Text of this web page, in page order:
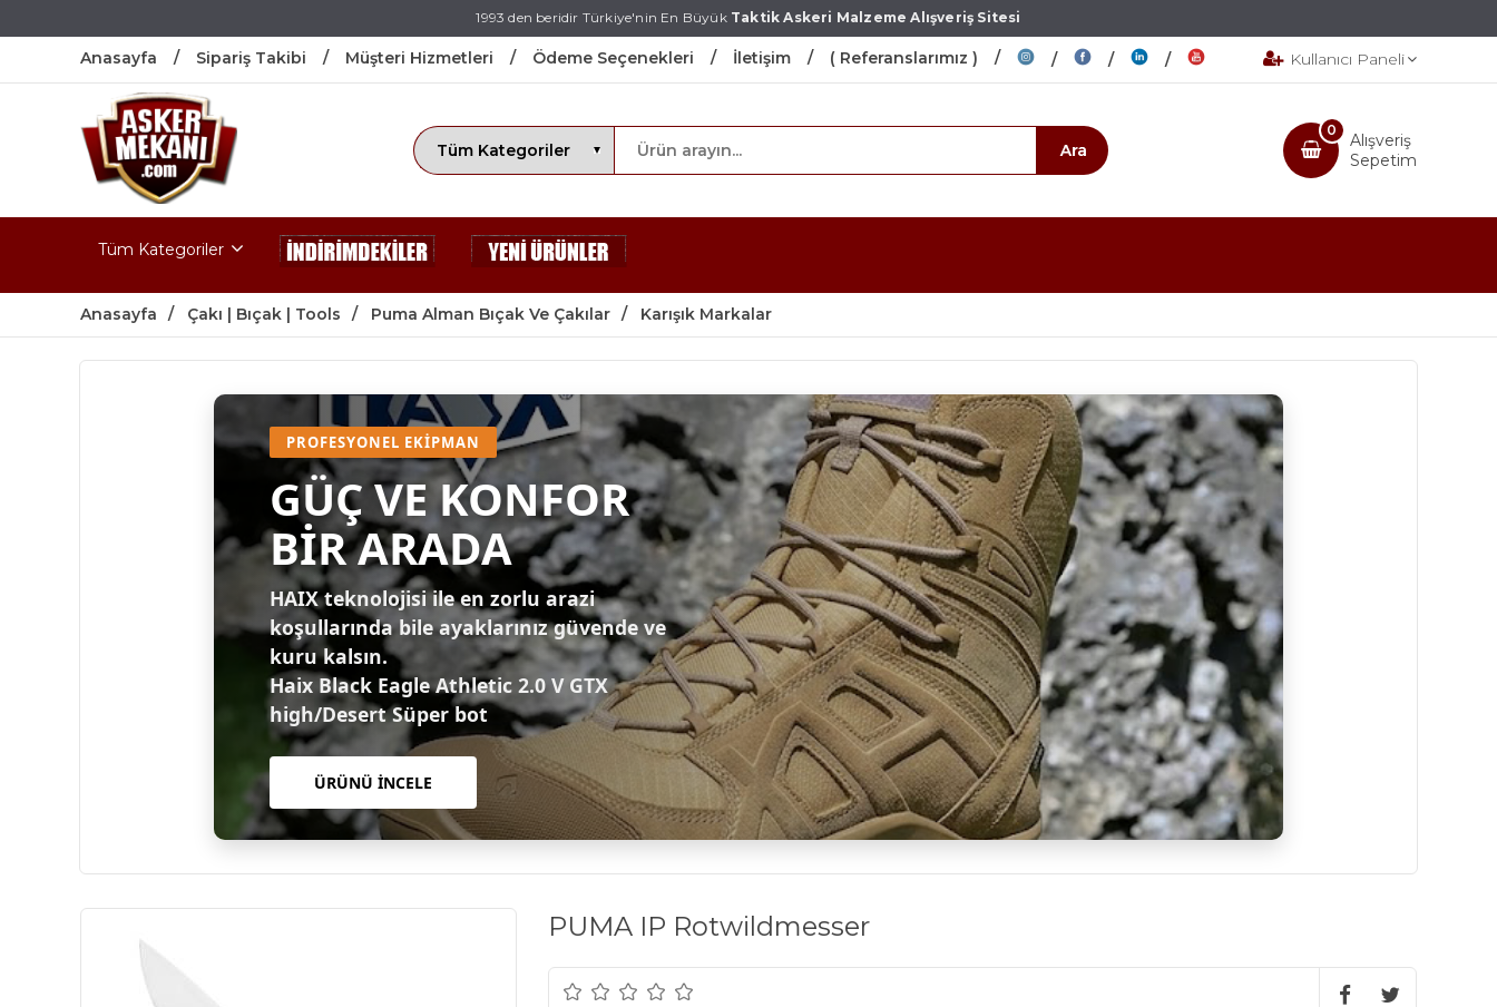
1993 den beridir Türkiye'nin En BüyükTaktik Askeri Malzeme Alışveriş Sitesi
Anasayfa Sipariş Takibi Müşteri Hizmetleri Ödeme Seçenekleri İletişim ( Referanslarımız ) Kullanıcı Paneli
Alışveriş
Sepetim
0
Tüm Kategoriler
Anasayfa Çakı | Bıçak | Tools Puma Alman Bıçak Ve Çakılar Karışık Markalar
PROFESYONEL EKIPMAN
GÜÇ VE KONFOR
BİR ARADA
HAIX teknolojisi ile en zorlu arazi
koşullarında bile ayaklarınız güvende ve
kuru kalsın.
Haix Black Eagle Athletic 2.0 V GTX
high/Desert Süper bot
ÜRÜNÜ İNCELE
PUMA IP Rotwildmesser